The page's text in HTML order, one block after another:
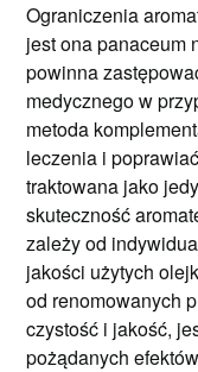
Ograniczenia
jest ona panaceum
powinna
medycznego w
metoda
leczenia i
traktowana jako
skuteczność
zależy od
jakości użytych
od renomowanych
czystość i jakość,
pożądanych